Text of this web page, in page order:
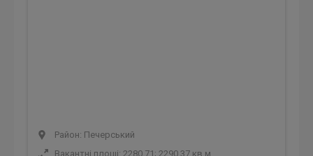
Район: Печерський
Вакантні площі: 2280.71; 2290.37 кв.м